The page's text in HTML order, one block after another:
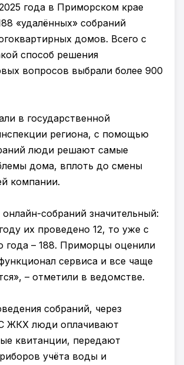
года в Приморском крае
«удалённых» собраний
домов. Всего с
способ решения
вопросов выбрали более 900
в государственной
региона, с помощью
люди решают самые
дома, вплоть до смены
компании.
онлайн-собраний значительный:
их проведено 12, то уже с
года – 188. Приморцы оценили
сервиса и все чаще
– отметили в ведомстве.
собраний, через
ЖКХ люди оплачивают
квитанции, передают
учёта воды и